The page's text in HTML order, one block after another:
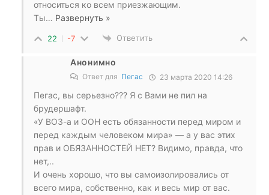
относиться ко всем приезжающим.
Ты… Развернуть »
22 -7 Ответить
Анонимно
Ответ для Пегас 23 марта 2020 14:26
Пегас, вы серьезно??? Я с Вами не пил на
брудершафт.
«У ВОЗ-а и ООН есть обязанности перед миром и
перед каждым человеком мира» — а у вас этих
прав и ОБЯЗАННОСТЕЙ НЕТ? Видимо, правда, что
нет,..
И очень хорошо, что вы самоизолировались от
всего мира, собственно, как и весь мир от вас.